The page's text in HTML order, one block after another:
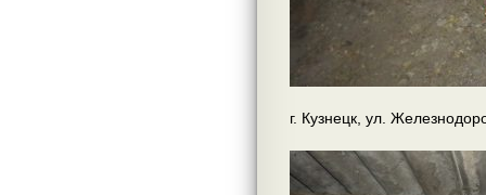
г. Кузнецк, ул.